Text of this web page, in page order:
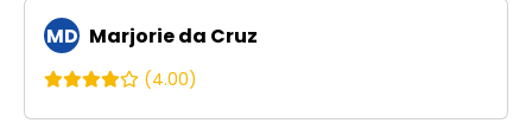
MD Marjorie da Cruz
(4.00)